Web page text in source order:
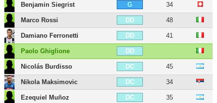
Benjamin Siegrist G 34
Marco Rossi DD 48
Damiano Ferronetti DD 41
Paolo Ghiglione DD
Nicolás Burdisso DC 45
Nikola Maksimovic DC 34
Ezequiel Muñoz DC 35